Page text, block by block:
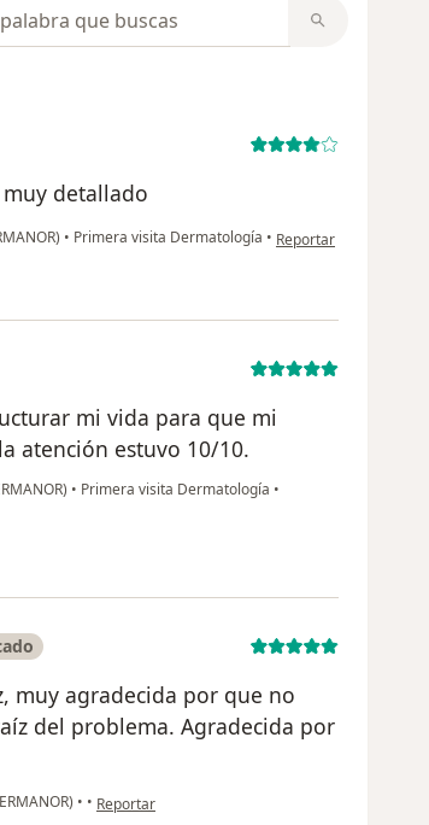
detallado
• Primera visita Dermatología • en opinión del usuario Jc
Reportar
mi vida para que mi
atención estuvo 10/10.
• Primera visita Dermatología •
muy agradecida por que no
del problema. Agradecida por
• • en opinión del usuario Lilia Idrogo
Reportar